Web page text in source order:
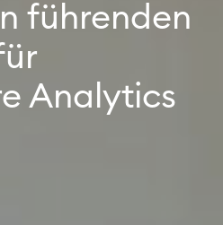
führenden
Analytics